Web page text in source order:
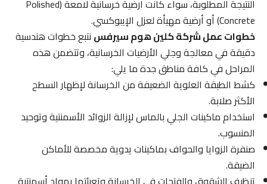
النتيجة المطلوبة، سواء كانت أرضية خرسانية لامعة (Polished
Concrete) أو أرضية مهيأة لعزل الإيبوكسي.
خطوات عمل شركة كلين هوم سيرفسنتبع خطوات هندسية
دقيقة في معالجة وجلي الأرضيات الخرسانية، وتتضمن هذه
المراحل في كافة مناطق جدة ما يلي:
كشط الطبقة العلوية الضعيفة من الخرسانة لإظهار السطح
الأكثر صلابة.
استخدام ماكينات الجلي بالماس لإزالة الزوائد الأسمنتية وتوحيد
المنسوب.
صنفرة الزوايا والحواف بماكينات يدوية مخصصة للأماكن
الضيقة.